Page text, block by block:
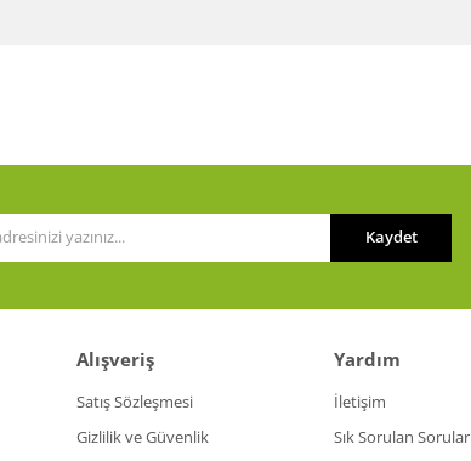
Kaydet
Alışveriş
Satış Sözleşmesi
Gizlilik ve Güvenlik
Yardım
İletişim
Sık Sorulan Sorular